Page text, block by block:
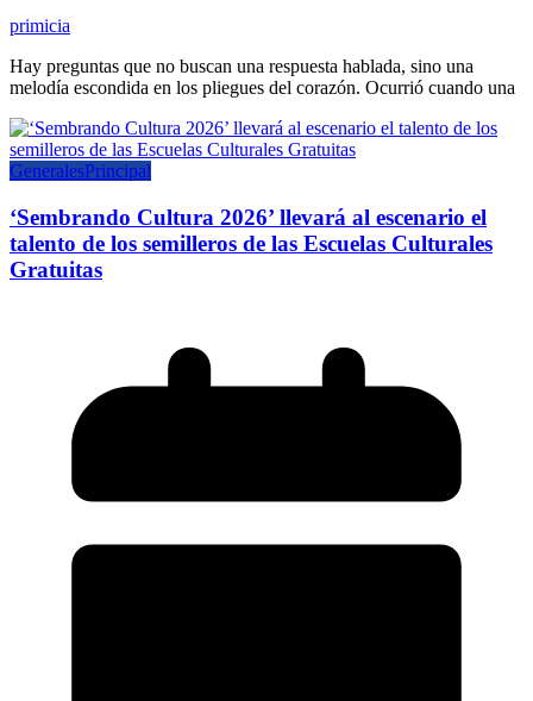
primicia
Hay preguntas que no buscan una respuesta hablada, sino una
melodía escondida en los pliegues del corazón. Ocurrió cuando una
GeneralesPrincipal
‘Sembrando Cultura 2026’ llevará al escenario el
talento de los semilleros de las Escuelas Culturales
Gratuitas